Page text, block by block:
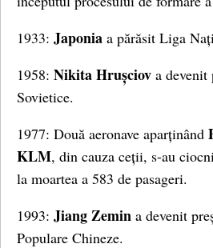
1933: Japonia a părăsit Liga
1958: Nikita Hrușciov a
Sovietice.
1977: Două aeronave aparținând
KLM, din cauza ceții, s-au
la moartea a 583 de pasageri.
1993: Jiang Zemin a devenit
Populare Chineze.